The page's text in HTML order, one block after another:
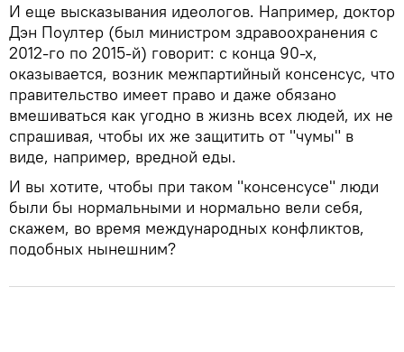
И еще высказывания идеологов. Например, доктор
Дэн Поултер (был министром здравоохранения с
2012-го по 2015-й) говорит: с конца 90-х,
оказывается, возник межпартийный консенсус, что
правительство имеет право и даже обязано
вмешиваться как угодно в жизнь всех людей, их не
спрашивая, чтобы их же защитить от "чумы" в
виде, например, вредной еды.
И вы хотите, чтобы при таком "консенсусе" люди
были бы нормальными и нормально вели себя,
скажем, во время международных конфликтов,
подобных нынешним?